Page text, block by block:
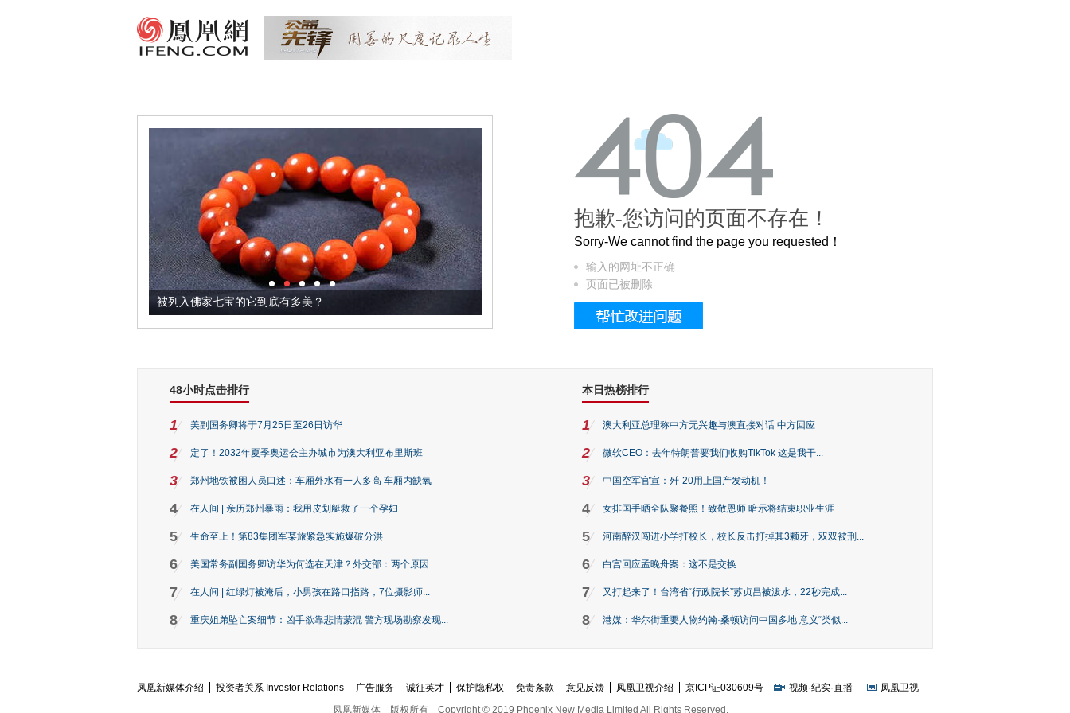
被列入佛家七宝的它到底有多美？ 这个3.2米的长卷，还原了600岁的紫禁城
抱歉-您访问的页面不存在！
Sorry-We cannot find the page you requested！
输入的网址不正确
页面已被删除
48小时点击排行
1 美副国务卿将于7月25日至26日访华
2 定了！2032年夏季奥运会主办城市为澳大利亚布里斯班
3 郑州地铁被困人员口述：车厢外水有一人多高 车厢内缺氧
4 在人间 | 亲历郑州暴雨：我用皮划艇救了一个孕妇
5 生命至上！第83集团军某旅紧急实施爆破分洪
6 美国常务副国务卿访华为何选在天津？外交部：两个原因
7 在人间 | 红绿灯被淹后，小男孩在路口指路，7位摄影师...
8 重庆姐弟坠亡案细节：凶手欲靠悲情蒙混 警方现场勘察发现...
本日热榜排行
1 澳大利亚总理称中方无兴趣与澳直接对话 中方回应
2 微软CEO：去年特朗普要我们收购TikTok 这是我干...
3 中国空军官宣：歼-20用上国产发动机！
4 女排国手晒全队聚餐照！致敬恩师 暗示将结束职业生涯
5 河南醉汉闯进小学打校长，校长反击打掉其3颗牙，双双被刑...
6 白宫回应孟晚舟案：这不是交换
7 又打起来了！台湾省“行政院长”苏贞昌被泼水，22秒完成...
8 港媒：华尔街重要人物约翰·桑顿访问中国多地 意义“类似...
凤凰新媒体介绍 投资者关系 Investor Relations 广告服务 诚征英才 保护隐私权 免责条款 意见反馈 凤凰卫视介绍 京ICP证030609号 视频·纪实·直播
凤凰卫视
凤凰新媒体
版权所有 Copyright © 2019 Phoenix New Media Limited All Rights Reserved.